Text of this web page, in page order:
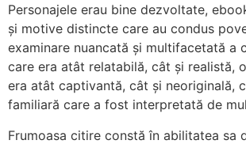
Personajele erau bine dezvoltate,
și motive distincte care au condus
examinare nuancată și multifacetată a
care era atât relatabilă, cât și realistă,
era atât captivantă, cât și neoriginală,
familiară care a fost interpretată de
Frumoasa citire constă în abilitatea sa